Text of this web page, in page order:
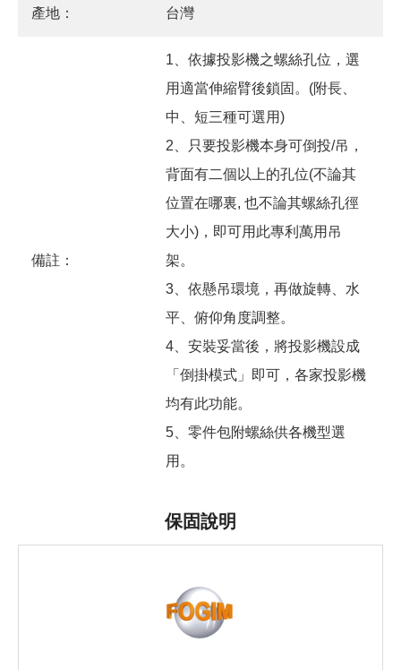
產地： 台灣
備註：
1、依據投影機之螺絲孔位，選
用適當伸縮臂後鎖固。(附長、
中、短三種可選用)
2、只要投影機本身可倒投/吊，
背面有二個以上的孔位(不論其
位置在哪裏, 也不論其螺絲孔徑
大小)，即可用此專利萬用吊
架。
3、依懸吊環境，再做旋轉、水
平、俯仰角度調整。
4、安裝妥當後，將投影機設成
「倒掛模式」即可，各家投影機
均有此功能。
5、零件包附螺絲供各機型選
用。
保固說明